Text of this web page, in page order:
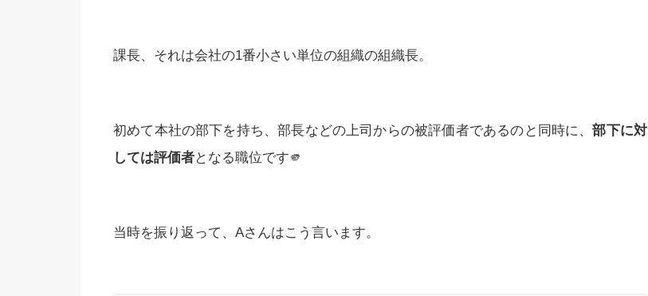
課長、それは会社の1番小さい単位の組織の組織長。
初めて本社の部下を持ち、部長などの上司からの被評価者であるのと同時に、部下に対
しては評価者となる職位です🫵
当時を振り返って、Aさんはこう言います。